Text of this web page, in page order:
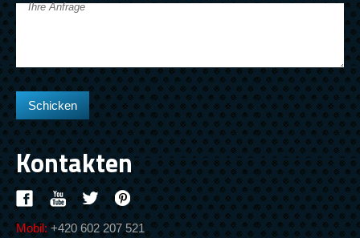
Ihre Anfrage
Kontakten
Mobil:+420 602 207 521